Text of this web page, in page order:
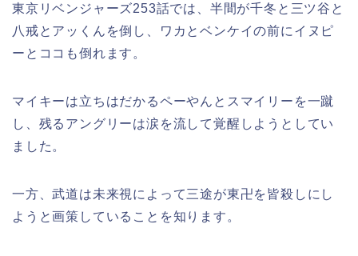
東京リベンジャーズ253話では、半間が千冬と三ツ谷と
八戒とアッくんを倒し、ワカとベンケイの前にイヌピ
ーとココも倒れます。
マイキーは立ちはだかるペーやんとスマイリーを一蹴
し、残るアングリーは涙を流して覚醒しようとしてい
ました。
一方、武道は未来視によって三途が東卍を皆殺しにし
ようと画策していることを知ります。